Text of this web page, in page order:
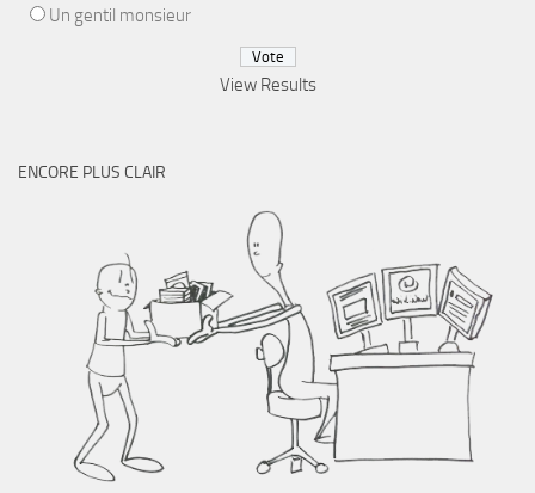
Un gentil monsieur
View Results
ENCORE PLUS CLAIR